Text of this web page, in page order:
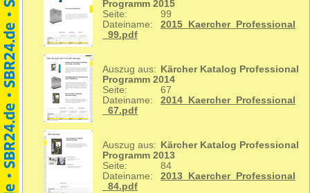
Programm 2015
Seite:
99
Dateiname:
2015_Kaercher_Professional
_99.pdf
Auszug aus:
Kärcher Katalog Professional
Programm 2014
Seite:
67
Dateiname:
2014_Kaercher_Professional
_67.pdf
Auszug aus:
Kärcher Katalog Professional
Programm 2013
Seite:
84
Dateiname:
2013_Kaercher_Professional
_84.pdf